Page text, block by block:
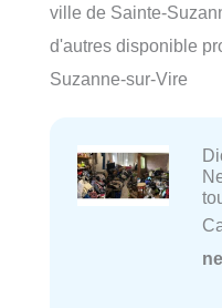
ville de Sainte-
d'autres disponible
Suzanne-sur-Vire